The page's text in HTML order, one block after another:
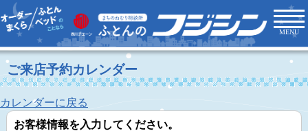
MENU
ご来店予約カレンダー
カレンダーに戻る
お客様情報を入力してください。